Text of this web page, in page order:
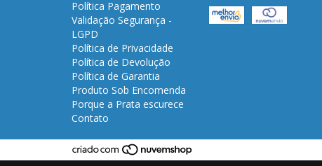
Política Pagamento
Validação Segurança -
LGPD
Política de Privacidade
Política de Devolução
Política de Garantia
Produto Sob Encomenda
Porque a Prata escurece
Contato